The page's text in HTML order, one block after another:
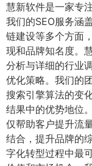
慧新软件是一家专
我们的SEO服务涵
链建设等多个方面
现和品牌知名度。
分析与详细的行业
优化策略。我们的
搜索引擎算法的变
结果中的优势地位
仅帮助客户提升流
结合，提升品牌的
字化转型过程中最